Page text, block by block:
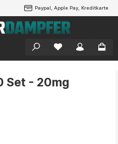
Paypal, Apple Pay, Kreditkarte
Set - 20mg